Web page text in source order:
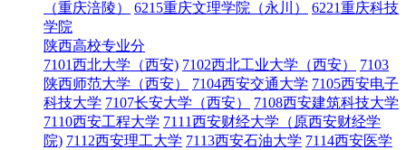
（重庆涪陵）
6215重庆文理学院（永川）
6221重庆科技
学院
陕西高校专业分
7101西北大学（西安) 7102西北工业大学（西安）
7103
陕西师范大学（西安）
7104西安交通大学 7105西安电子
科技大学 7107长安大学（西安）
7108西安建筑科技大学
7110西安工程大学 7111西安财经大学（原西安财经学
院) 7112西安理工大学 7113西安石油大学 7114西安医学